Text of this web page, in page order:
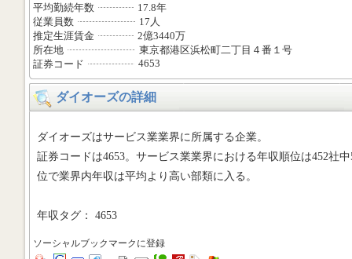
平均勤続年数
17.8年
従業員数
17人
推定生涯賃金
2億3440万
所在地
東京都港区浜松町二丁目４番１号
証券コード
4653
ダイオーズの詳細
ダイオーズはサービス業業界に所属する企業。
証券コードは4653。サービス業業界における年収順位は452社中
位で業界内年収は平均より高い部類に入る。
年収タグ： 4653
ソーシャルブックマークに登録